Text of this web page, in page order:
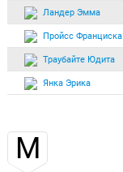
Ландер Эмма
Пройсс Франциска
Траубайте Юдита
Янка Эрика
М